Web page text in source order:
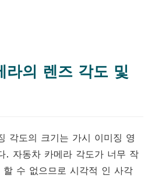
라의 렌즈 각도 및
각도의 크기는 가시 이미징 영
. 자동차 카메라 각도가 너무 작
수 없으므로 시각적 인 사각